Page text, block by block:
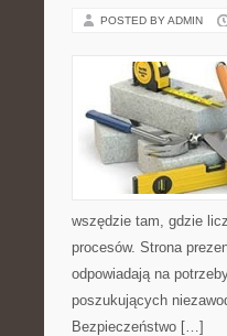
POSTED BY ADMIN
wszędzie tam, gdzie
procesów. Strona
odpowiadają na
poszukujących
Bezpieczeństwo […]